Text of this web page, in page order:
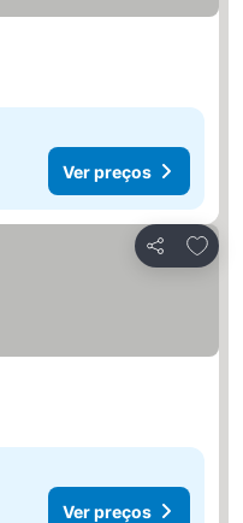
Ver preços
Partilhar
Ver preços